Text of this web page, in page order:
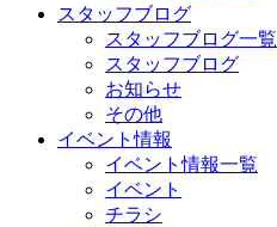
スタッフブログ
スタッフブログ一覧
スタッフブログ
お知らせ
その他
イベント情報
イベント情報一覧
イベント
チラシ